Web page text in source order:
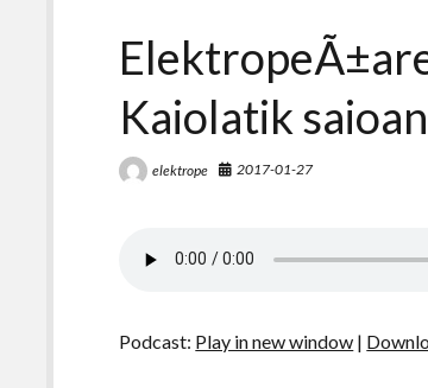
Kaiolatik
elektrope 2017-01-27
Podcast: Play in new window |